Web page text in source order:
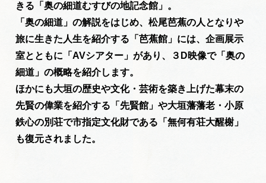
インフォメーション
ぎふ旅レポーター記事
早わかり岐阜
買い物・お土産
体験予約サイト「ＶＩＳＩＴ岐阜県」
きる「奥の細道むすびの地記念館」。
「奥の細道」の解説をはじめ、松尾芭蕉の人となりや
旅に生きた人生を紹介する「芭蕉館」には、企画展示
室とともに「AVシアター」があり、３D映像で「奥の
細道」の概略を紹介します。
ほかにも大垣の歴史や文化・芸術を築き上げた幕末の
先賢の偉業を紹介する「先賢館」や大垣藩藩老・小原
鉄心の別荘で市指定文化財である「無何有荘大醒榭」
も復元されました。